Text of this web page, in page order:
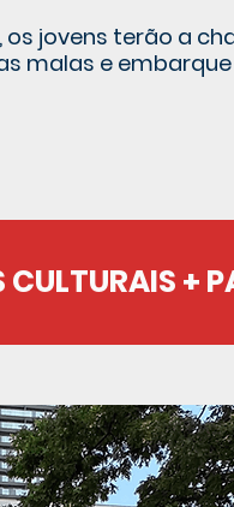
jovens terão a
malas e
+